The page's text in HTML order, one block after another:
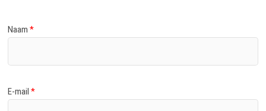
Naam*
E-mail*